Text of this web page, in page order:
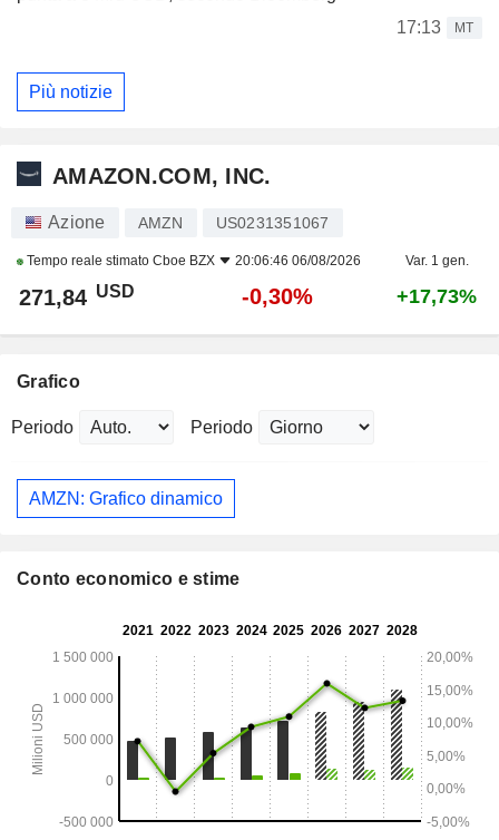
17:13
MT
Più notizie
AMAZON.COM, INC.
Azione AMZN US0231351067
Tempo reale stimato Cboe BZX 20:06:46 06/08/2026 Var. 1 gen.
271,84 USD -0,30% +17,73%
Grafico
Periodo Periodo
AMZN: Grafico dinamico
Conto economico e stime